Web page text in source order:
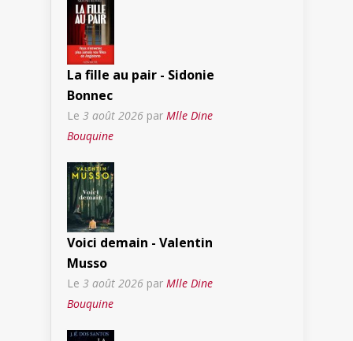
La fille au pair - Sidonie
Bonnec
Le 3 août 2026 par Mlle Dine
Bouquine
Voici demain - Valentin
Musso
Le 3 août 2026 par Mlle Dine
Bouquine